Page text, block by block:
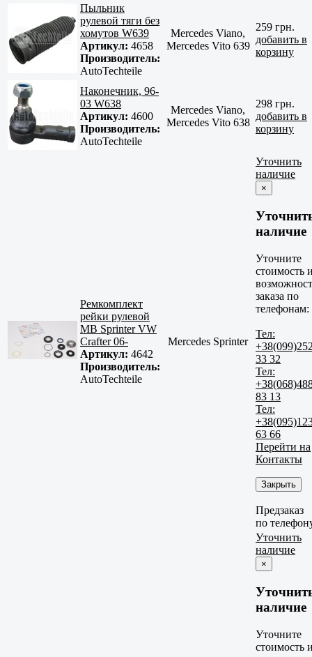
Пыльник
рулевой тяги без
хомутов W639
Артикул: 4658
Производитель:
AutoTechteile
Mercedes Viano,
Mercedes Vito 639
259 грн.
добавить в
корзину
Наконечник, 96-
03 W638
Артикул: 4600
Производитель:
AutoTechteile
Mercedes Viano,
Mercedes Vito 638
298 грн.
добавить в
корзину
Ремкомплект
рейки рулевой
MB Sprinter VW
Crafter 06-
Артикул: 4642
Производитель:
AutoTechteile
Mercedes Sprinter
Уточнить
наличие
×
наличие
Уточните
стоимость
заказа по
телефонам:
Тел:
33 32
Тел:
83 13
Тел:
63 66
Перейти на
Контакты
Закрыть
Предзаказ
по
Уточнить
наличие
×
наличие
Уточните
стоимость